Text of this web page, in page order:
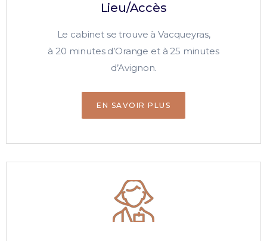
Lieu/Accès
Le cabinet se trouve à Vacqueyras,
à 20 minutes d’Orange et à 25 minutes
d’Avignon.
EN SAVOIR PLUS